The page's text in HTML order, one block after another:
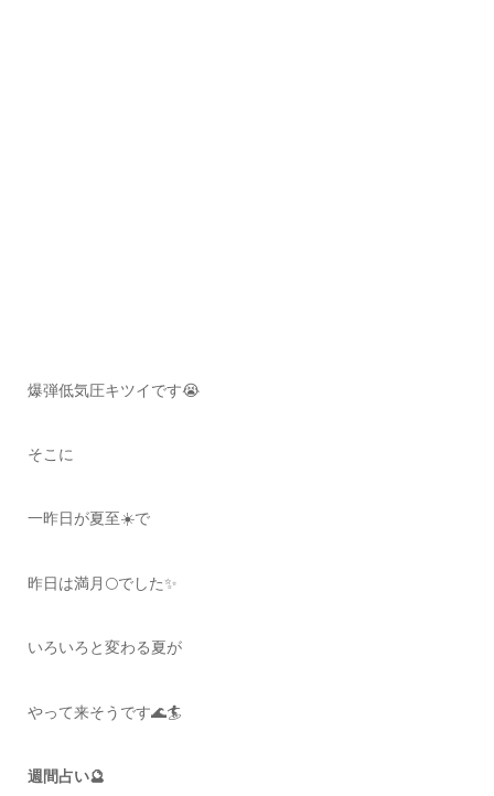
爆弾低気圧キツイです😭
そこに
一昨日が夏至☀️で
昨日は満月🌕でした✨
いろいろと変わる夏が
やって来そうです🌊🏄
週間占い🔮